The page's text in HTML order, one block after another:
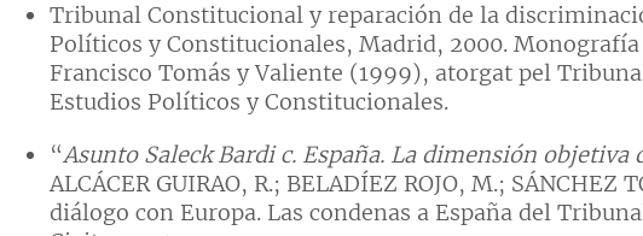
Tribunal Constitucional y reparación de la
Políticos y Constitucionales, Madrid, 2000.
Francisco Tomás y Valiente (1999), atorgat pel
Estudios Políticos y Constitucionales.
“Asunto Saleck Bardi c. España. La dimensión
ALCÁCER GUIRAO, R.; BELADÍEZ ROJO, M.;
diálogo con Europa. Las condenas a España del